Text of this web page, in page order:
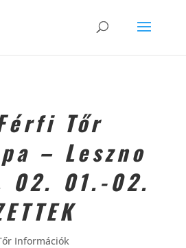
Tőr
– Leszno
02. 01.-02.
Információk